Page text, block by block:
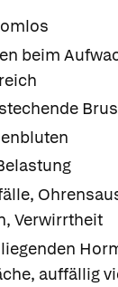
beim
Verwirrtheit
auffällig